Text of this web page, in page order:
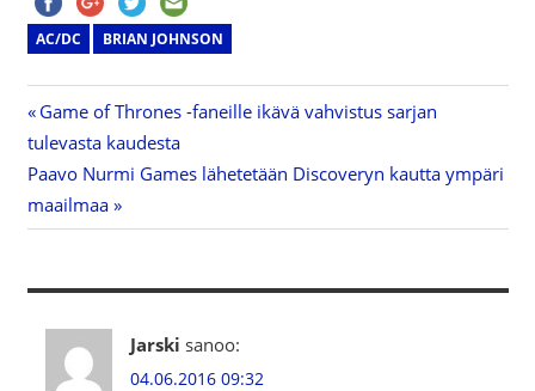
AC/DC BRIAN JOHNSON
Artikkelien
selaus
Previous
Post:
Game of Thrones -faneille ikävä vahvistus sarjan
tulevasta kaudesta
Next
Post:
Paavo Nurmi Games lähetetään Discoveryn kautta ympäri
maailmaa
Jarski sanoo:
04.06.2016 09:32